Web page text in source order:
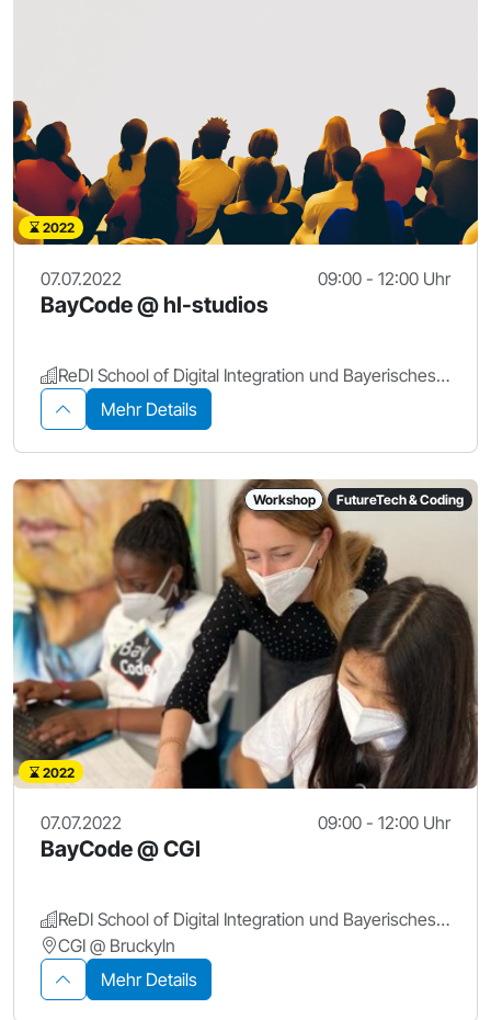
2022
07.07.2022 09:00 - 12:00 Uhr
BayCode @ hl-studios
ReDI School of Digital Integration und Bayerisches Staatsministerium für Digitales
Mehr Details
Workshop FutureTech & Coding
2022
07.07.2022 09:00 - 12:00 Uhr
BayCode @ CGI
ReDI School of Digital Integration und Bayerisches Staatsministerium für Digitales
CGI @ Bruckyln
Mehr Details